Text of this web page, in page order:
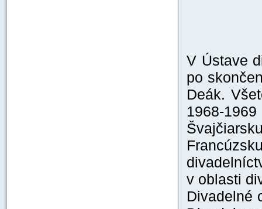
V Ústave
po
Deák.
1968-
v oblasti
Divadelné